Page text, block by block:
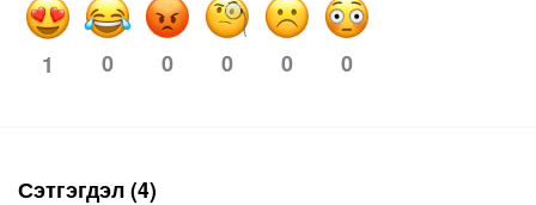
1 0 0 0 0 0
Сэтгэгдэл (4)